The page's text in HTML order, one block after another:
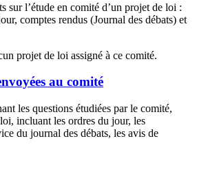
sur l’étude en comité d’un projet de loi :
comptes rendus (Journal des débats) et
projet de loi assigné à ce comité.
au comité
les questions étudiées par le comité,
incluant les ordres du jour, les
du journal des débats, les avis de